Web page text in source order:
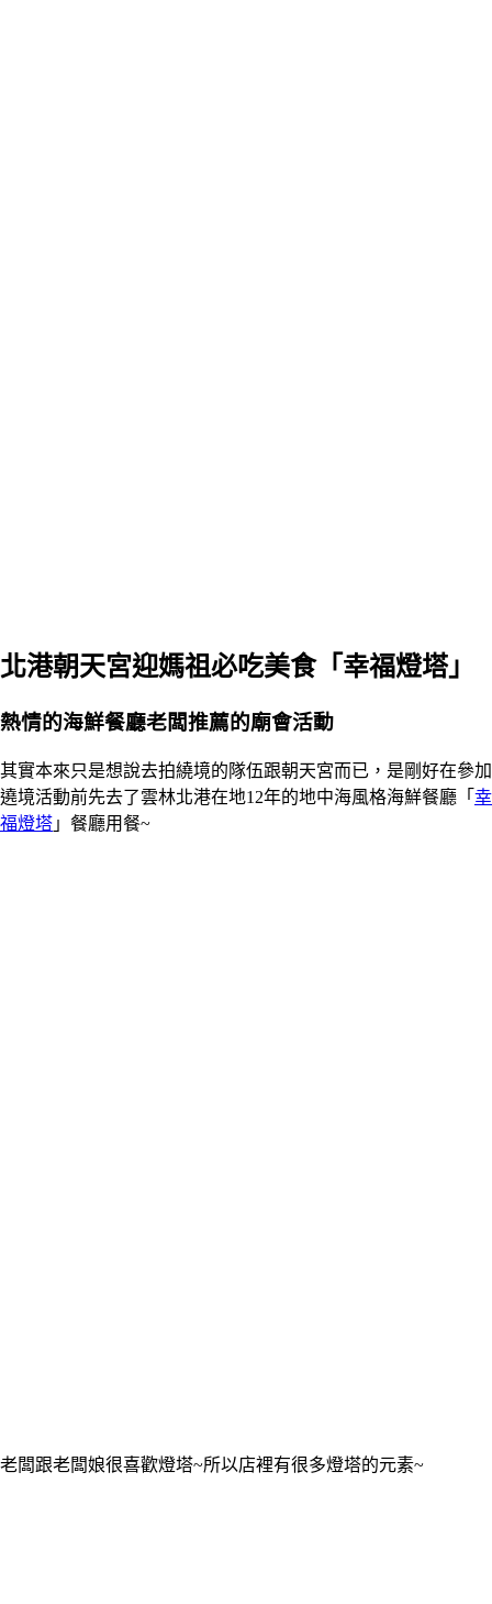
北港朝天宮迎媽祖必吃美食「幸福燈塔」
熱情的海鮮餐廳老闆推薦的廟會活動
其實本來只是想說去拍繞境的隊伍跟朝天宮而已，是剛好在參加
遶境活動前先去了雲林北港在地12年的地中海風格海鮮餐廳「 幸
福燈塔 」餐廳用餐~
老闆跟老闆娘很喜歡燈塔~所以店裡有很多燈塔的元素~